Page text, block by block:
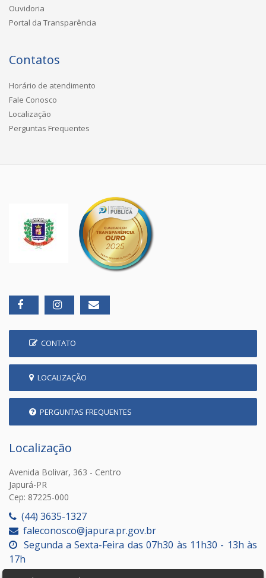
Ouvidoria
Portal da Transparência
Contatos
Horário de atendimento
Fale Conosco
Localização
Perguntas Frequentes
CONTATO
LOCALIZAÇÃO
PERGUNTAS FREQUENTES
Localização
Avenida Bolivar, 363 - Centro
Japurá-PR
Cep: 87225-000
(44) 3635-1327
faleconosco@japura.pr.gov.br
Segunda a Sexta-Feira das 07h30 às 11h30 - 13h às
17h